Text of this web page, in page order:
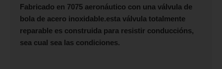
Fabricado en 7075 aeronáutico con una válvula de
bola de acero inoxidable.esta válvula totalmente
reparable es construida para resistir conduccións,
sea cual sea las condiciones.